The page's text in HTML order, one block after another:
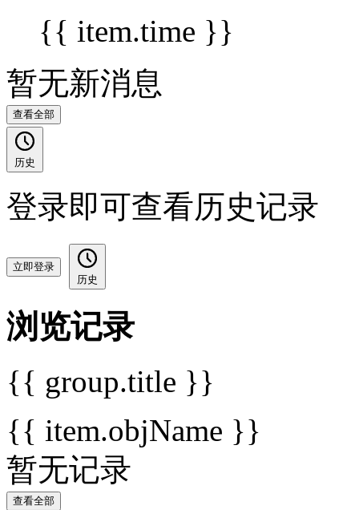
{{ item.time }}
暂无新消息
查看全部
历史
登录即可查看历史记录
立即登录
历史
浏览记录
{{ group.title }}
{{ item.objName }}
暂无记录
查看全部